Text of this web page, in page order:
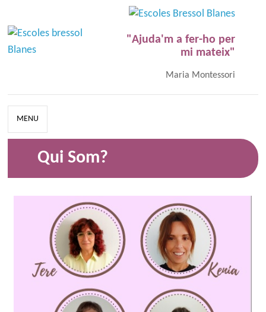
"Ajuda'm a fer-ho per
mi mateix"
Maria Montessori
MENU
Qui Som?